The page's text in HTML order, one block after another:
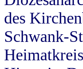
des
Schwank-